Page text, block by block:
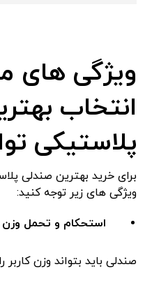
ویژگی های
انتخاب
پلاستیکی
برای خرید بهترین صندلی
ویژگی های زیر توجه کنید:
استحکام و تحمل وزن
صندلی باید بتواند وزن